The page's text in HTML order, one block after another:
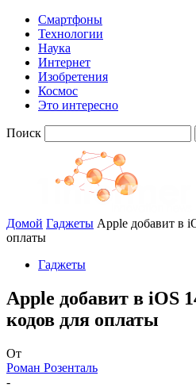
Смартфоны
Технологии
Наука
Интернет
Изобретения
Космос
Это интересно
Поиск
Домой Гаджеты Apple добавит в
оплаты
Гаджеты
Apple добавит в iOS
кодов для оплаты
От
Роман Розенталь
-